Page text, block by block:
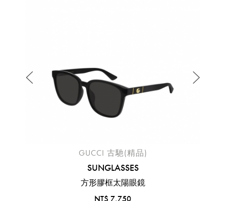
GUCCI 古馳(精品)
SUNGLASSES
方形膠框太陽眼鏡